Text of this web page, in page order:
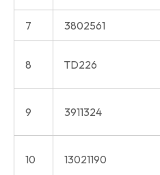
7 3802561
8 TD226
9 3911324
10 13021190